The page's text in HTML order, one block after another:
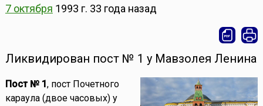
7 октября 1993 г. 33 года назад
Ликвидирован пост № 1 у Мавзолея Ленина
Пост № 1 , пост Почетного
караула (двое часовых) у